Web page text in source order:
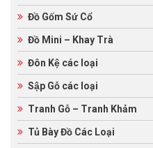
Đồ Gốm Sứ Cổ
Đồ Mini – Khay Trà
Đôn Kệ các loại
Sập Gỗ các loại
Tranh Gỗ – Tranh Khảm
Tủ Bày Đồ Các Loại